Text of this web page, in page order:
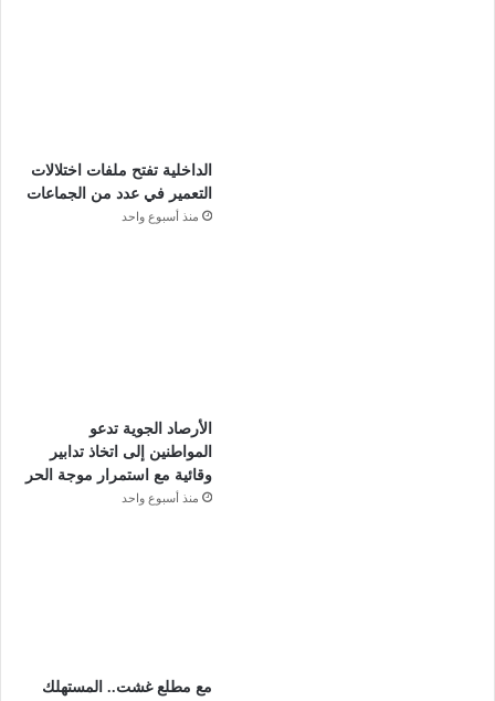
الداخلية تفتح ملفات اختلالات
التعمير في عدد من الجماعات
منذ أسبوع واحد
الأرصاد الجوية تدعو
المواطنين إلى اتخاذ تدابير
وقائية مع استمرار موجة الحر
منذ أسبوع واحد
مع مطلع غشت.. المستهلك